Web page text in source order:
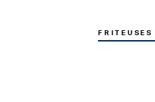
FRITEUSES